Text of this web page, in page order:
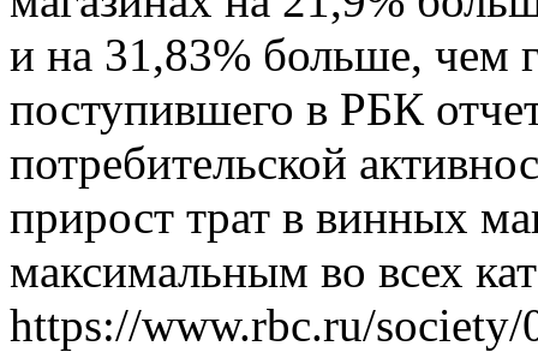
и на 31,83% больше, чем
поступившего в РБК
потребительской
прирост трат в винных
максимальным во всех
https://www.rbc.ru/society/